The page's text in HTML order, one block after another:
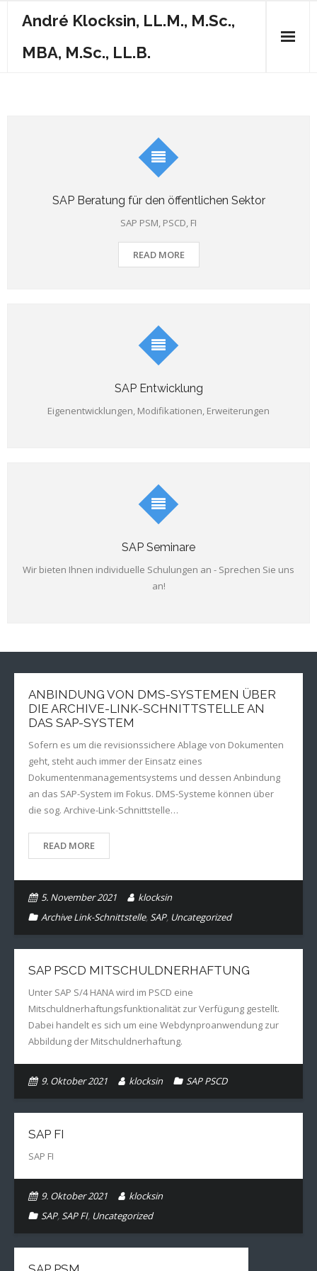
André Klocksin, LL.M., M.Sc.,
MBA, M.Sc., LL.B.
SAP Beratung für den öffentlichen Sektor
SAP PSM, PSCD, FI
READ MORE
SAP Entwicklung
Eigenentwicklungen, Modifikationen, Erweiterungen
SAP Seminare
Wir bieten Ihnen individuelle Schulungen an - Sprechen Sie uns
an!
ANBINDUNG VON DMS-SYSTEMEN ÜBER
DIE ARCHIVE-LINK-SCHNITTSTELLE AN
DAS SAP-SYSTEM
Sofern es um die revisionssichere Ablage von Dokumenten
geht, steht auch immer der Einsatz eines
Dokumentenmanagementsystems und dessen Anbindung
an das SAP-System im Fokus. DMS-Systeme können über
die sog. Archive-Link-Schnittstelle…
READ MORE
5. November 2021
klocksin
Archive Link-Schnittstelle,SAP, Uncategorized
SAP PSCD MITSCHULDNERHAFTUNG
Unter SAP S/4 HANA wird im PSCD eine
Mitschuldnerhaftungsfunktionalität zur Verfügung gestellt.
Dabei handelt es sich um eine Webdynproanwendung zur
Abbildung der Mitschuldnerhaftung.
9. Oktober 2021 klocksin SAP PSCD
SAP FI
SAP FI
9. Oktober 2021
klocksin
SAP,SAP FI, Uncategorized